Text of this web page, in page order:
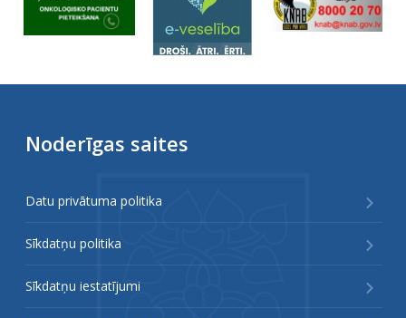
Noderīgas saites
Datu privātuma politika
Sīkdatņu politika
Sīkdatņu iestatījumi